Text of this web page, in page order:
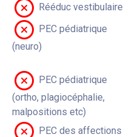
Rééduc vestibulaire
PEC pédiatrique
(neuro)
PEC pédiatrique
(ortho, plagiocéphalie,
malpositions etc)
PEC des affections